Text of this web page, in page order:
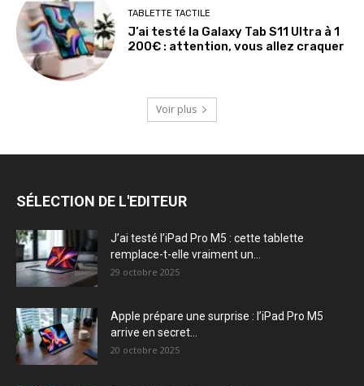
TABLETTE TACTILE
J’ai testé la Galaxy Tab S11 Ultra à 1
200€ : attention, vous allez craquer
Voir plus
SÉLECTION DE L'EDITEUR
J’ai testé l’iPad Pro M5 : cette tablette
remplace-t-elle vraiment un...
29 octobre 2025
Apple prépare une surprise : l’iPad Pro M5
arrive en secret...
20 octobre 2025